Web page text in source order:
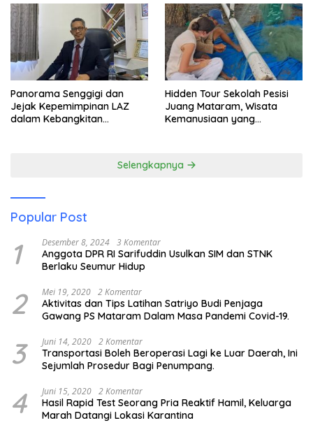
Panorama Senggigi dan
Jejak Kepemimpinan LAZ
dalam Kebangkitan
Hidden Tour Sekolah Pesisi
Juang Mataram, Wisata
Kemanusiaan yang
Selengkapnya
Popular Post
1 Desember 8, 2024 3 Komentar
Anggota DPR RI Sarifuddin Usulkan SIM dan STNK
Berlaku Seumur Hidup
2 Mei 19, 2020 2 Komentar
Aktivitas dan Tips Latihan Satriyo Budi Penjaga
Gawang PS Mataram Dalam Masa Pandemi Covid-19.
3 Juni 14, 2020 2 Komentar
Transportasi Boleh Beroperasi Lagi ke Luar Daerah, Ini
Sejumlah Prosedur Bagi Penumpang.
4 Juni 15, 2020 2 Komentar
Hasil Rapid Test Seorang Pria Reaktif Hamil, Keluarga
Marah Datangi Lokasi Karantina